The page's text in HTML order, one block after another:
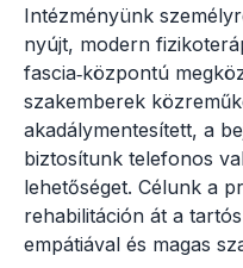
Intézményünk
nyújt, modern
fascia‑központú
szakemberek
akadálymentesített, a
biztosítunk telefonos
lehetőséget. Célunk a
rehabilitáción át a
empátiával és magas